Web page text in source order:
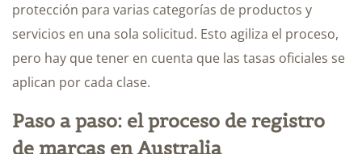
protección para varias categorías de productos y
servicios en una sola solicitud. Esto agiliza el proceso,
pero hay que tener en cuenta que las tasas oficiales se
aplican por cada clase.
Paso a paso: el proceso de registro
de marcas en Australia